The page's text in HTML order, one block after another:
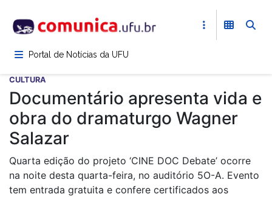
para
conteúdoPortal de Notícias da UFU
CULTURA
Documentário apresenta vida e
obra do dramaturgo Wagner
Salazar
Quarta edição do projeto ‘CINE DOC Debate’ ocorre
na noite desta quarta-feira, no auditório 5O-A. Evento
tem entrada gratuita e confere certificados aos